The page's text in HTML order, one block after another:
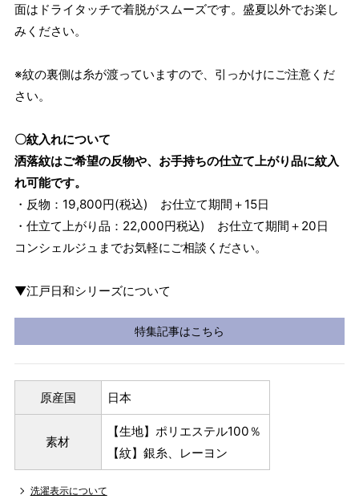
面はドライタッチで着脱がスムーズです。盛夏以外でお楽し
みください。
※紋の裏側は糸が渡っていますので、引っかけにご注意くだ
さい。
〇紋入れについて
洒落紋はご希望の反物や、お手持ちの仕立て上がり品に紋入
れ可能です。
・反物：19,800円(税込) お仕立て期間＋15日
・仕立て上がり品：22,000円税込) お仕立て期間＋20日
コンシェルジュまでお気軽にご相談ください。
▼江戸日和シリーズについて
特集記事はこちら
原産国 日本
素材
【生地】ポリエステル100％
【紋】銀糸、レーヨン
洗濯表示について